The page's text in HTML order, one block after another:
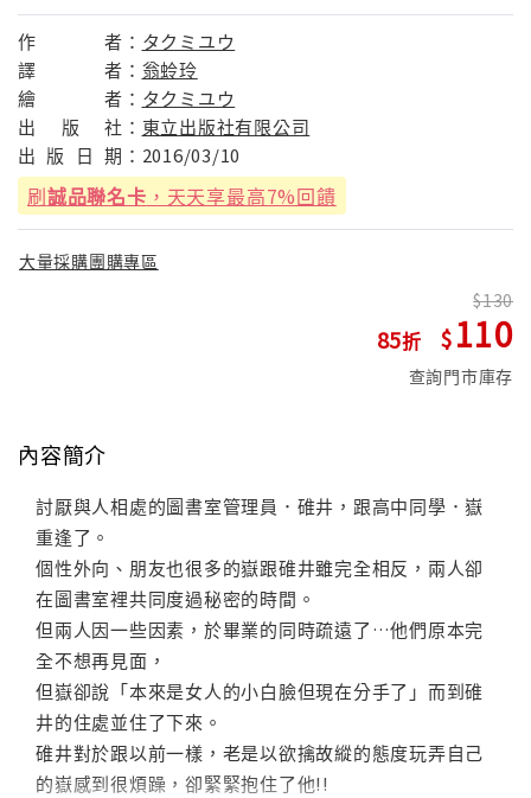
作 者： タクミユウ
譯
者： 翁蛉玲
繪
者： タクミユウ
出
版 社： 東立出版社有限公司
出 版 日 期： 2016/03/10
刷誠品聯名卡 ，天天享最高7%回饋
大量採購團購專區
85
130
110
查詢門市庫存
內容簡介
討厭與人相處的圖書室管理員．碓井，跟高中同學．嶽
重逢了。
個性外向、朋友也很多的嶽跟碓井雖完全相反，兩人卻
在圖書室裡共同度過秘密的時間。
但兩人因一些因素，於畢業的同時疏遠了…他們原本完
全不想再見面，
但嶽卻說「本來是女人的小白臉但現在分手了」而到碓
井的住處並住了下來。
碓井對於跟以前一樣，老是以欲擒故縱的態度玩弄自己
的嶽感到很煩躁，卻緊緊抱住了他!!